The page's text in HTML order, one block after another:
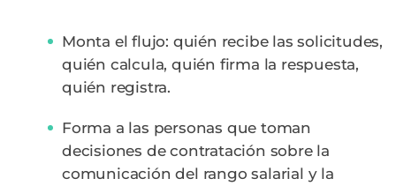
Monta el flujo: quién recibe las solicitudes,
quién calcula, quién firma la respuesta,
quién registra.
Forma a las personas que toman
decisiones de contratación sobre la
comunicación del rango salarial y la